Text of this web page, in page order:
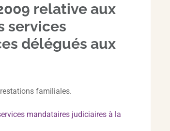
relative aux
services
délégués aux
familiales.
mandataires judiciaires à la